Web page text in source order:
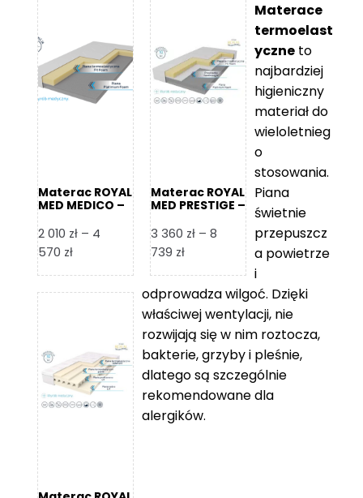
do
8
865 zł
Materac ROYAL
MED MEDICO –
2 010 zł – 4
570 złZakres
od
4
570 zł
Materac ROYAL
MED PRESTIGE –
3 360 zł – 8
739 złZakres
od
3
360 zł
do
8
739 zł
Materace
termoelast
yczne to
najbardziej
higieniczny
materiał do
wieloletnieg
o
stosowania.
Piana
świetnie
przepuszcz
a powietrze
i
odprowadza wilgoć. Dzięki
właściwej wentylacji, nie
rozwijają się w nim roztocza,
bakterie, grzyby i pleśnie,
dlatego są szczególnie
rekomendowane dla
alergików.